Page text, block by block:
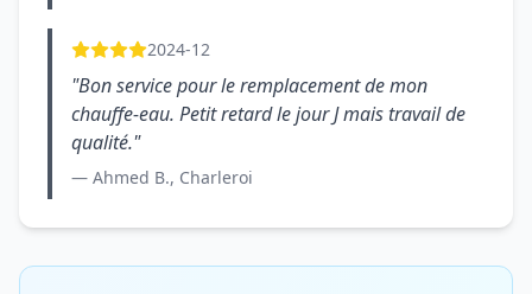
2024-12
"Bon service pour le remplacement de mon
chauffe-eau. Petit retard le jour J mais travail de
qualité."
— Ahmed B., Charleroi